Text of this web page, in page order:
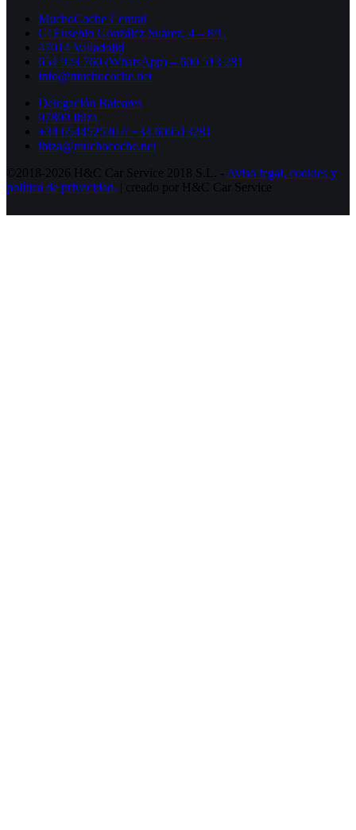
MuchoCoche Central
C/ Eusebio González Suárez, 4 – 8ºC
47014 Valladolid
654 923 760 (WhatsApp) – 600 513 281
info@muchocoche.net
Delegación Baleares
07800 Ibiza
+34 654452530 // +34 600513281
ibiza@muchocoche.net
©2018-2026 H&C Car Service 2018 S.L. - Aviso legal, cookies y
política de privacidad. | creado por H&C Car Service